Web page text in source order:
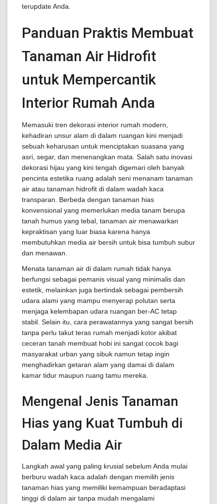
terupdate Anda.
Panduan Praktis Membuat
Tanaman Air Hidrofit
untuk Mempercantik
Interior Rumah Anda
Memasuki tren dekorasi interior rumah modern,
kehadiran unsur alam di dalam ruangan kini menjadi
sebuah keharusan untuk menciptakan suasana yang
asri, segar, dan menenangkan mata. Salah satu inovasi
dekorasi hijau yang kini tengah digemari oleh banyak
pencinta estetika ruang adalah seni menanam tanaman
air atau tanaman hidrofit di dalam wadah kaca
transparan. Berbeda dengan tanaman hias
konvensional yang memerlukan media tanam berupa
tanah humus yang tebal, tanaman air menawarkan
kepraktisan yang luar biasa karena hanya
membutuhkan media air bersih untuk bisa tumbuh subur
dan menawan.
Menata tanaman air di dalam rumah tidak hanya
berfungsi sebagai pemanis visual yang minimalis dan
estetik, melainkan juga bertindak sebagai pembersih
udara alami yang mampu menyerap polutan serta
menjaga kelembapan udara ruangan ber-AC tetap
stabil. Selain itu, cara perawatannya yang sangat bersih
tanpa perlu takut teras rumah menjadi kotor akibat
ceceran tanah membuat hobi ini sangat cocok bagi
masyarakat urban yang sibuk namun tetap ingin
menghadirkan getaran alam yang damai di dalam
kamar tidur maupun ruang tamu mereka.
Mengenal Jenis Tanaman
Hias yang Kuat Tumbuh di
Dalam Media Air
Langkah awal yang paling krusial sebelum Anda mulai
berburu wadah kaca adalah dengan memilih jenis
tanaman hias yang memiliki kemampuan beradaptasi
tinggi di dalam air tanpa mudah mengalami